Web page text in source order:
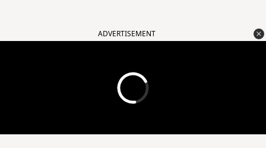
ADVERTISEMENT